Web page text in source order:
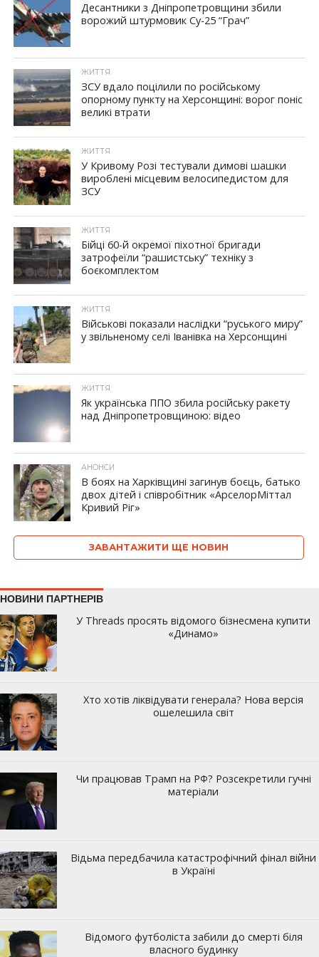
Десантники з Дніпропетровщини збили
ворожий штурмовик Су-25 “Грач”
ЖИТТЯ
ЗСУ вдало поцілили по російському
опорному пункту на Херсонщині: ворог поніс
великі втрати
ЖИТТЯ
У Кривому Розі тестували димові шашки
вироблені місцевим велосипедистом для
ЗСУ
ЖИТТЯ
Бійці 60-й окремої піхотної бригади
затрофеїли “рашистську” техніку з
боєкомплектом
ЖИТТЯ
Військові показали наслідки “руського миру”
у звільненому селі Іванівка на Херсонщині
ЖИТТЯ
Як українська ППО збила російську ракету
над Дніпропетровщиною: відео
АНОНСИ
В боях на Харківщині загинув боєць, батько
двох дітей і співробітник «АрселорМіттал
Кривий Ріг»
ЗАВАНТАЖИТИ ЩЕ НОВИН